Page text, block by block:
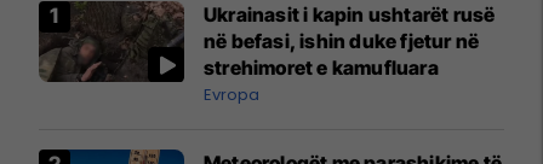
Ukrainasit i kapin ushtarët rusë
në befasi, ishin duke fjetur në
strehimoret e kamufluara
Evropa